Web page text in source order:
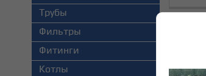
Трубы
Фильтры
Фитинги
Котлы